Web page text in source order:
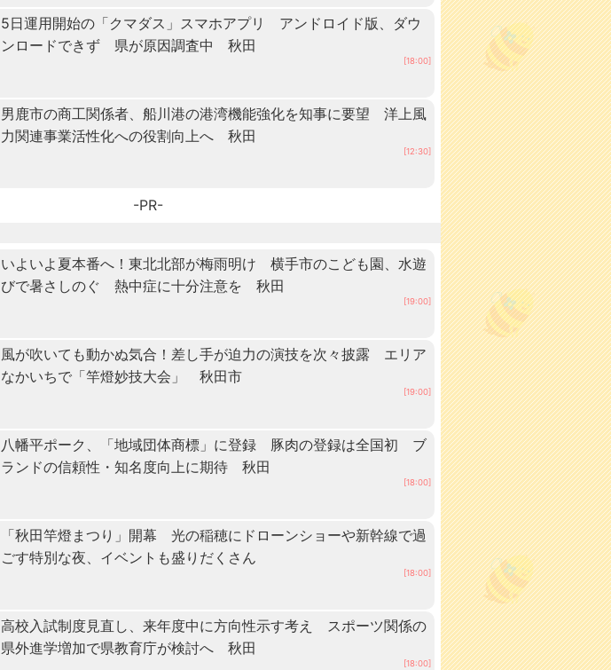
5日運用開始の「クマダス」スマホアプリ アンドロイド版、ダウ
ンロードできず 県が原因調査中 秋田
[18:00]
男鹿市の商工関係者、船川港の港湾機能強化を知事に要望 洋上風
力関連事業活性化への役割向上へ 秋田
[12:30]
-PR-
いよいよ夏本番へ！東北北部が梅雨明け 横手市のこども園、水遊
びで暑さしのぐ 熱中症に十分注意を 秋田
[19:00]
風が吹いても動かぬ気合！差し手が迫力の演技を次々披露 エリア
なかいちで「竿燈妙技大会」 秋田市
[19:00]
八幡平ポーク、「地域団体商標」に登録 豚肉の登録は全国初 ブ
ランドの信頼性・知名度向上に期待 秋田
[18:00]
「秋田竿燈まつり」開幕 光の稲穂にドローンショーや新幹線で過
ごす特別な夜、イベントも盛りだくさん
[18:00]
高校入試制度見直し、来年度中に方向性示す考え スポーツ関係の
県外進学増加で県教育庁が検討へ 秋田
[18:00]